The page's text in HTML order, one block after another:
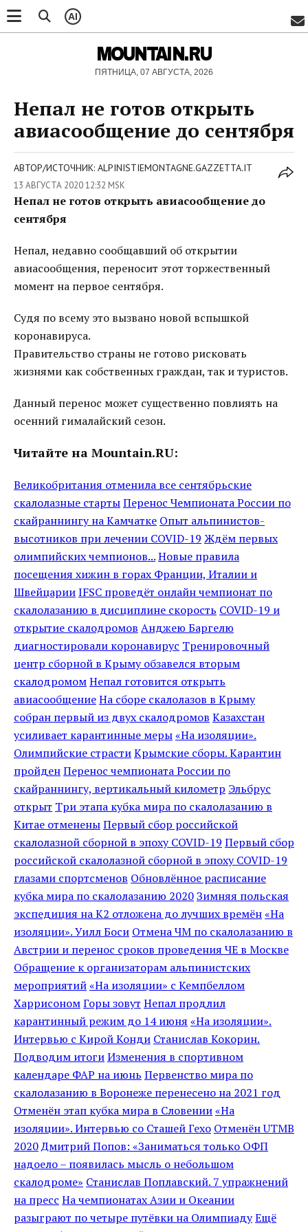
AI
MOUNTAIN.RU
ПЯТНИЦА, 07 АВГУСТА, 2026
Непал не готов открыть
авиасообщение до сентября
АВТОР/ИСТОЧНИК: ALPINISTIEMONTAGNE.GAZZETTA.IT
13 АВГУСТА 2020 12:32 MSK
Непал не готов открыть авиасообщение до
сентября
Непал, недавно сообщавший об открытии
авиасообщения, переносит этот торжественный
момент на первое сентября.
Судя по всему это вызвано новой вспышкой
коронавируса.
Правительство страны не готово рисковать
жизнями как собственных граждан, так и туристов.
Данный перенос может существенно повлиять на
осенний гималайский сезон.
Читайте на Mountain.RU:
Великобритания отменила все сентябрьские
скалолазные стартыПеренос Чемпионата России по
скайраннингу на Камчатке Опыт альпинистов-
высотников при лечении COVID-19 Ждём первых
олимпийских чемпионов...Новые правила
посещения хижин в горах Франции, Италии и
ШвейцарииIFSC проведёт онлайн чемпионат по
скалолазанию в дисциплине скорость COVID-19 и
открытие скалодромов Анджею Баргелю
диагностировали коронавирус Тренировочный
центр сборной в Крыму обзавелся вторым
скалодромомНепал готовится открыть
авиасообщениеНа сборе скалолазов в Крыму
собран первый из двух скалодромов Казахстан
усиливает карантинные меры«На изоляции».
Олимпийские страстиКрымские сборы. Карантин
пройденПеренос чемпионата России по
скайраннингу, вертикальный километр Эльбрус
открыт Три этапа кубка мира по скалолазанию в
Китае отмененыПервый сбор российской
скалолазной сборной в эпоху COVID-19 Первый сбор
российской скалолазной сборной в эпоху COVID-19
глазами спортсменов Обновлённое расписание
кубка мира по скалолазанию 2020Зимняя польская
экспедиция на K2 отложена до лучших времён«На
изоляции». Уилл Боси Отмена ЧМ по скалолазанию в
Австрии и перенос сроков проведения ЧЕ в Москве
Обращение к организаторам альпинистских
мероприятий«На изоляции» с Кемпбеллом
ХаррисономГоры зовут Непал продлил
карантинный режим до 14 июня «На изоляции».
Интервью с Кирой Конди Станислав Кокорин.
Подводим итогиИзменения в спортивном
календаре ФАР на июнь Первенство мира по
скалолазанию в Воронеже перенесено на 2021 год
Отменён этап кубка мира в Словении«На
изоляции». Интервью со Сташей Гехо Отменён UTMB
2020Дмитрий Попов: «Заниматься только ОФП
надоело – появилась мысль о небольшом
скалодроме» Станислав Поплавский. 7 упражнений
на пресс На чемпионатах Азии и Океании
разыграют по четыре путёвки на ОлимпиадуЕщё